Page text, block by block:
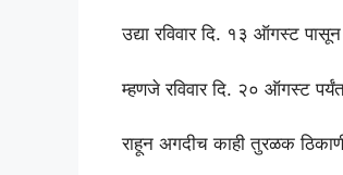
उद्या रविवार दि. १३ ऑगस्ट
म्हणजे रविवार दि. २० ऑगस्ट
राहून अगदीच काही तुरळक